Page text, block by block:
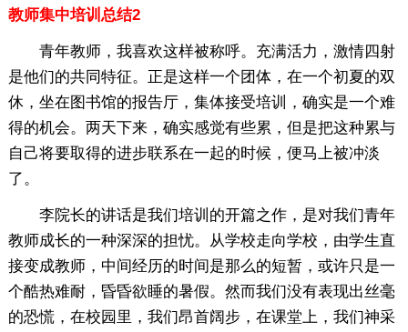
教师集中培训总结2
青年教师，我喜欢这样被称呼。充满活力，激情四射
是他们的共同特征。正是这样一个团体，在一个初夏的双
休，坐在图书馆的报告厅，集体接受培训，确实是一个难
得的机会。两天下来，确实感觉有些累，但是把这种累与
自己将要取得的进步联系在一起的时候，便马上被冲淡
了。
李院长的讲话是我们培训的开篇之作，是对我们青年
教师成长的一种深深的担忧。从学校走向学校，由学生直
接变成教师，中间经历的时间是那么的短暂，或许只是一
个酷热难耐，昏昏欲睡的暑假。然而我们没有表现出丝毫
的恐慌，在校园里，我们昂首阔步，在课堂上，我们神采